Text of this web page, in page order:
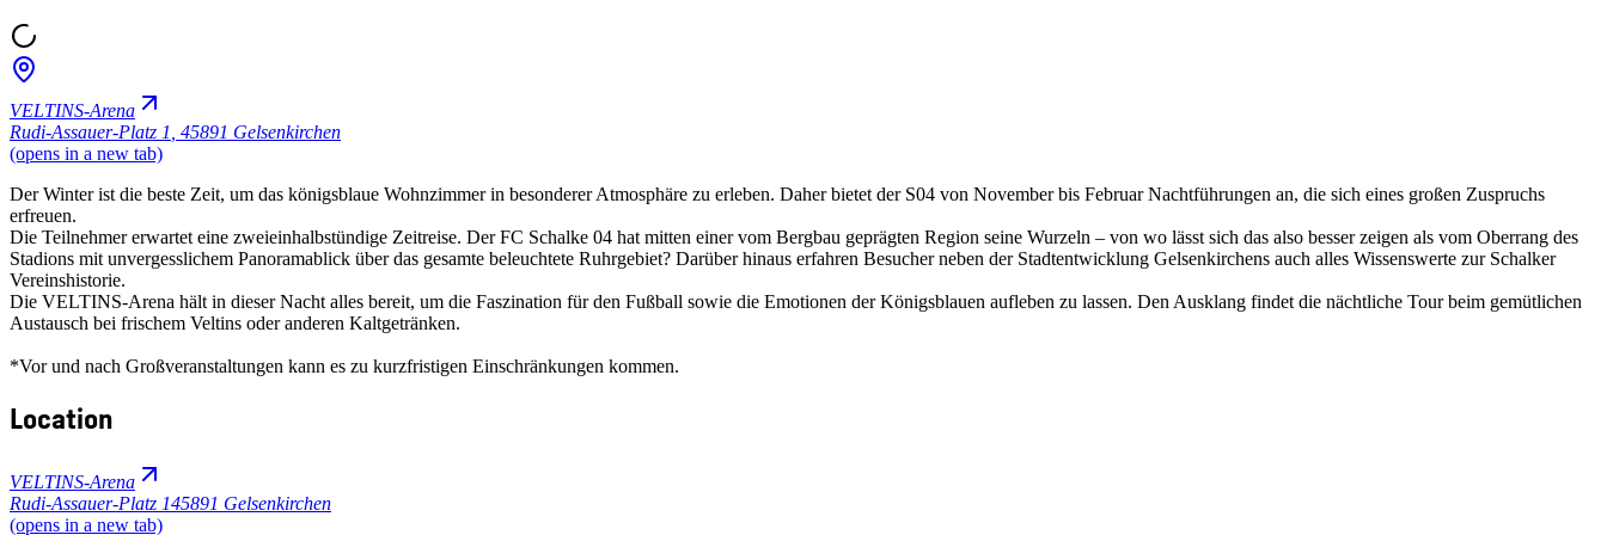
VELTINS-Arena
Rudi-Assauer-Platz 1 45891 Gelsenkirchen
(opens in a new tab)
Der Winter ist die beste Zeit, um das königsblaue Wohnzimmer in besonderer Atmosphäre zu erleben. Daher bietet der S04 von November bis Februar Nachtführungen an, die sich eines großen Zuspruchs
erfreuen.
Die Teilnehmer erwartet eine zweieinhalbstündige Zeitreise. Der FC Schalke 04 hat mitten einer vom Bergbau geprägten Region seine Wurzeln – von wo lässt sich das also besser zeigen als vom Oberrang des
Stadions mit unvergesslichem Panoramablick über das gesamte beleuchtete Ruhrgebiet? Darüber hinaus erfahren Besucher neben der Stadtentwicklung Gelsenkirchens auch alles Wissenswerte zur Schalker
Vereinshistorie.
Die VELTINS-Arena hält in dieser Nacht alles bereit, um die Faszination für den Fußball sowie die Emotionen der Königsblauen aufleben zu lassen. Den Ausklang findet die nächtliche Tour beim gemütlichen
Austausch bei frischem Veltins oder anderen Kaltgetränken.
*Vor und nach Großveranstaltungen kann es zu kurzfristigen Einschränkungen kommen.
Location
VELTINS-Arena
Rudi-Assauer-Platz 145891 Gelsenkirchen
(opens in a new tab)